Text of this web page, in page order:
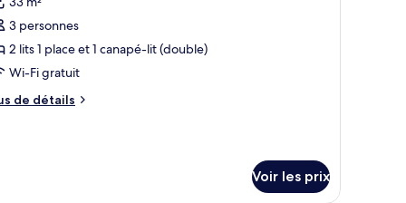
:
3 personnes
2 lits 1 place et 1 canapé-lit (double)
Wi-Fi gratuit
de détails
Voir les prix